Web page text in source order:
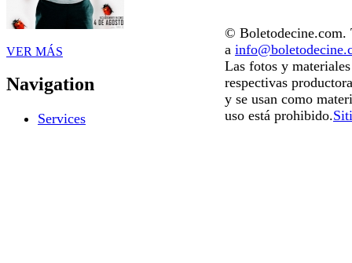
VER MÁS
Navigation
Services
© Boletodecine.com.
a
Las fotos y
respectivas
y se usan como
uso está prohibido.